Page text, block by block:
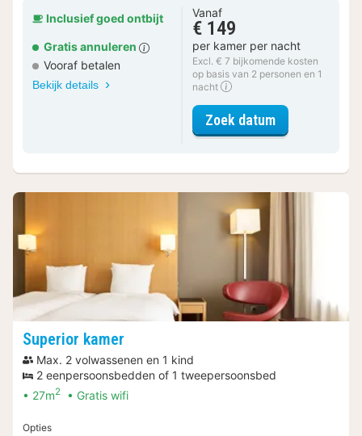
Inclusief goed ontbijt
Gratis annuleren
Vooraf betalen
Bekijk details
Vanaf
€ 149
per kamer per nacht
Excl. € 7 bijkomende kosten
op basis van 2 personen en 1
nacht
Zoek datumvoor
Superior kamer
Max. 2 volwassenen en 1 kind
2 eenpersoonsbedden of 1 tweepersoonsbed
27m2 Gratis wifi
Opties